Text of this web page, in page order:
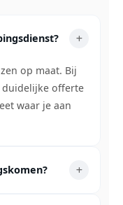
op maat. Bij
duidelijke offerte
waar je aan